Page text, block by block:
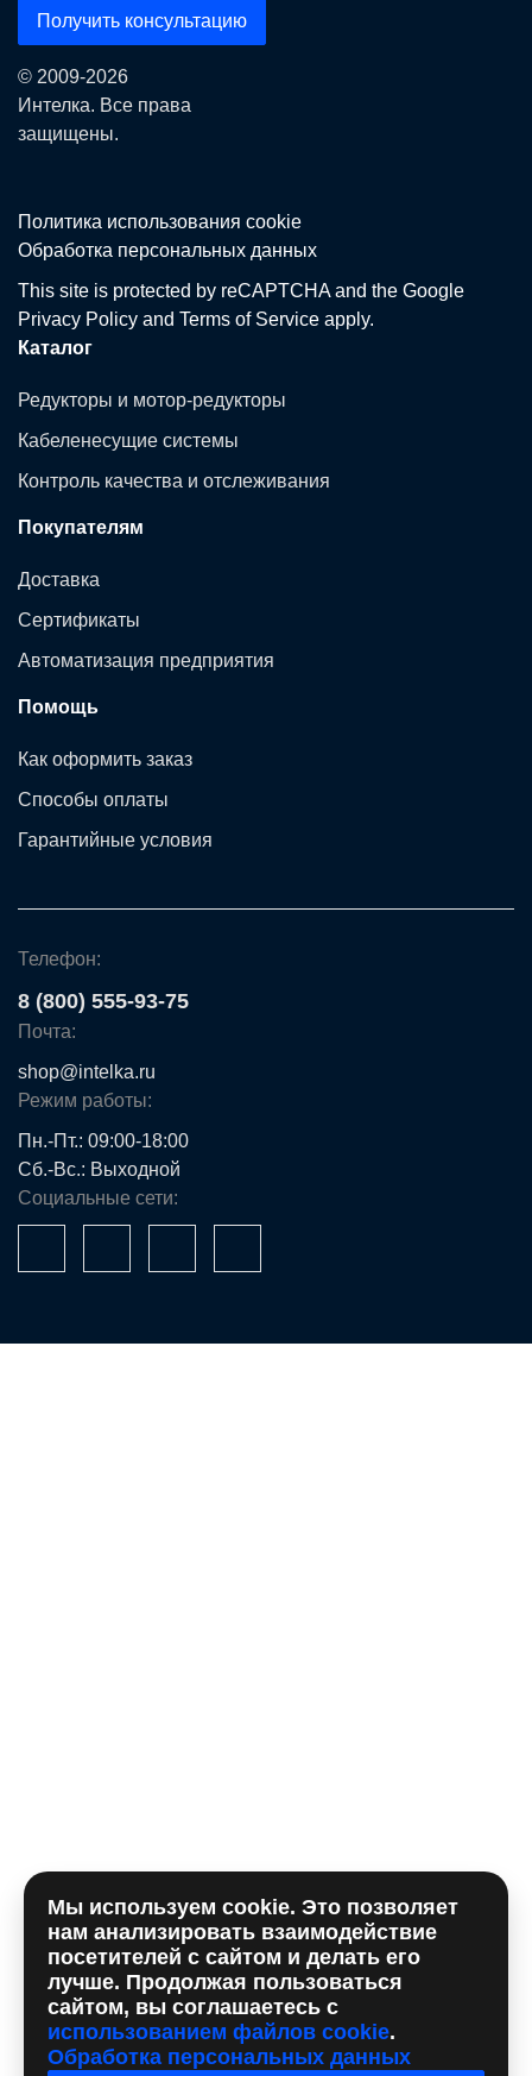
Получить консультацию
© 2009-2026
Интелка. Все права
защищены.
Политика использования сookie
Обработка персональных данных
This site is protected by reCAPTCHA and the Google
Privacy Policy and Terms of Service apply.
Каталог
Редукторы и мотор-редукторы
Кабеленесущие системы
Контроль качества и отслеживания
Покупателям
Доставка
Сертификаты
Автоматизация предприятия
Помощь
Как оформить заказ
Способы оплаты
Гарантийные условия
Телефон:
8 (800) 555-93-75
Почта:
shop@intelka.ru
Режим работы:
Пн.-Пт.: 09:00-18:00
Сб.-Вс.: Выходной
Социальные сети:
Отправляя форму, вы принимаете политику
использования сookieи даете согласие наобработку
персональных данный
Мы используем cookie. Это позволяет
нам анализировать взаимодействие
посетителей с сайтом и делать его
лучше. Продолжая пользоваться
сайтом, вы соглашаетесь с
использованием файлов cookie.
Обработка персональных данных